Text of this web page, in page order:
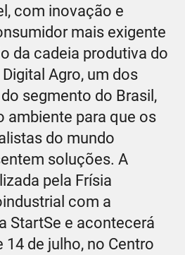
com inovação e
mais exigente
da cadeia produtiva do
Agro, um dos
segmento do Brasil,
ambiente para que os
do mundo
soluções. A
pela Frísia
com a
StartSe e acontecerá
14 de julho, no Centro